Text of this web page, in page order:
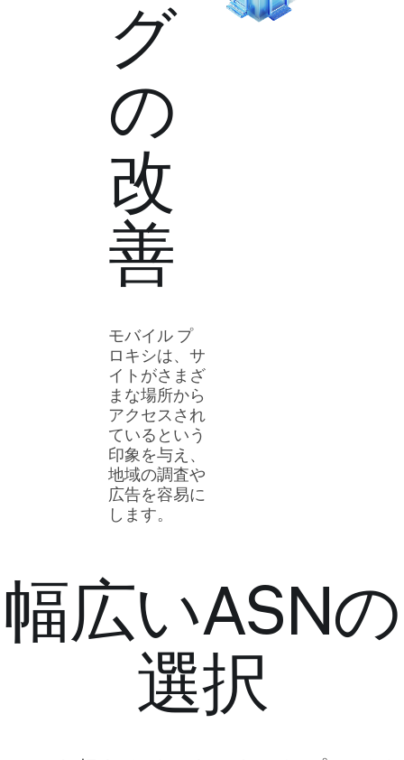
グ
の
改
善
モバイル プ
ロキシは、サ
イトがさまざ
まな場所から
アクセスされ
ているという
印象を与え、
地域の調査や
広告を容易に
します。
幅広いASNの
選択